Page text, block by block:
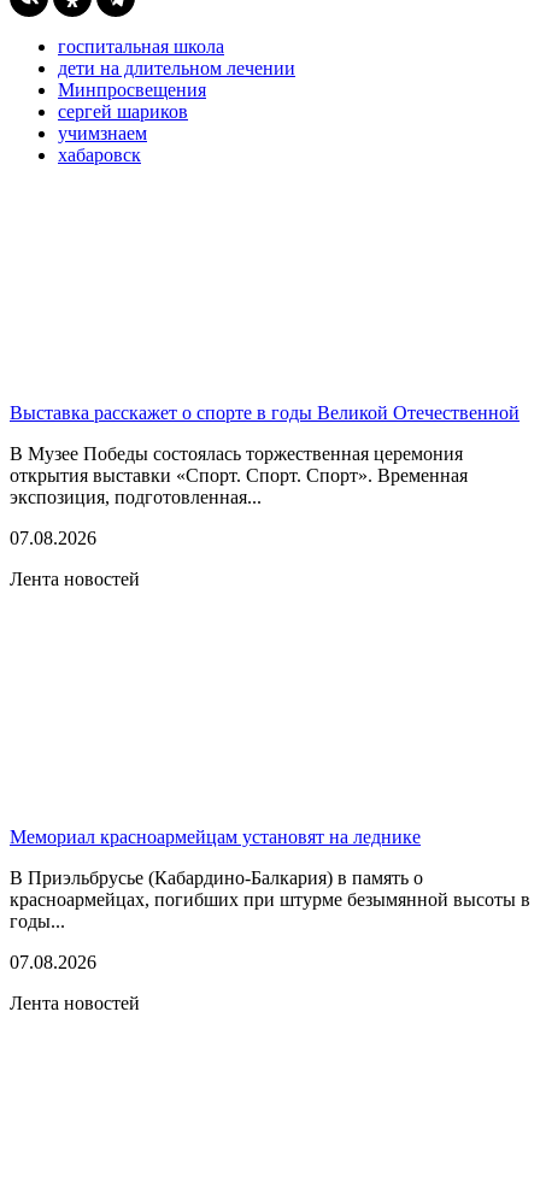
госпитальная школа
дети на длительном лечении
Минпросвещения
сергей шариков
учимзнаем
хабаровск
Выставка расскажет о спорте в годы Великой Отечественной
В Музее Победы состоялась торжественная церемония
открытия выставки «Спорт. Спорт. Спорт». Временная
экспозиция, подготовленная...
07.08.2026
Лента новостей
Мемориал красноармейцам установят на леднике
В Приэльбрусье (Кабардино-Балкария) в память о
красноармейцах, погибших при штурме безымянной высоты в
годы...
07.08.2026
Лента новостей